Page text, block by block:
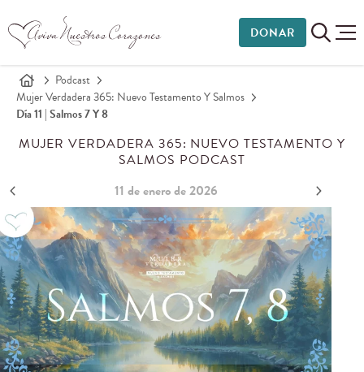
DONAR
Podcast
Mujer Verdadera 365: Nuevo Testamento Y Salmos
Día 11 | Salmos 7 Y 8
MUJER VERDADERA 365: NUEVO TESTAMENTO Y
SALMOS PODCAST
11 de enero de 2026